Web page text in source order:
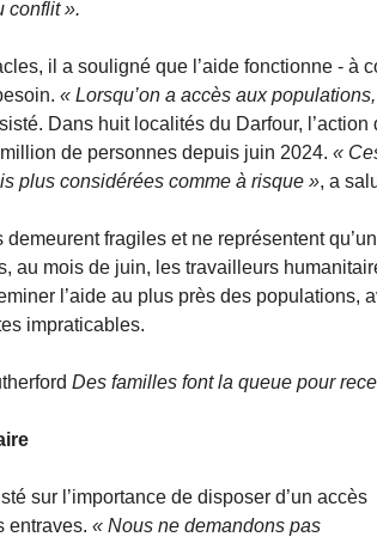
conflit ».
il a souligné que l’aide fonctionne - à
« Lorsqu’on a accès aux
Dans huit localités du Darfour,
de personnes depuis juin 2024. «
plus considérées comme à risque », a
demeurent fragiles et ne représentent
au mois de juin, les travailleurs
l’aide au plus près des populations,
impraticables.
Des familles font la queue pour
sur l’importance de disposer d’un accès
entraves. « Nous ne demandons pas